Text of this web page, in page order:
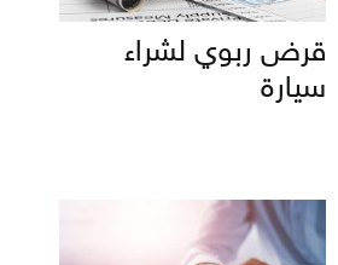
قرض ربوي لشراء
سيارة